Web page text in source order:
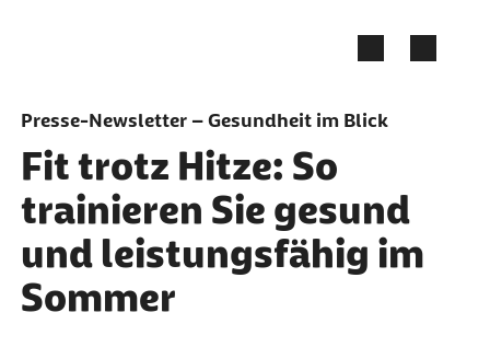
Presse-Newsletter – Gesundheit im Blick
Fit trotz Hitze: So
trainieren Sie gesund
und leistungsfähig im
Sommer